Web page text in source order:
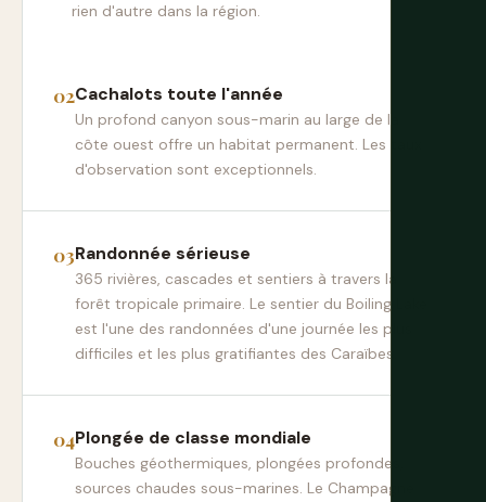
rien d'autre dans la région.
Cachalots toute l'année
Un profond canyon sous-marin au large de la
côte ouest offre un habitat permanent. Les taux
d'observation sont exceptionnels.
Randonnée sérieuse
365 rivières, cascades et sentiers à travers la
forêt tropicale primaire. Le sentier du Boiling Lake
est l'une des randonnées d'une journée les plus
difficiles et les plus gratifiantes des Caraïbes.
Plongée de classe mondiale
Bouches géothermiques, plongées profondes,
sources chaudes sous-marines. Le Champagne